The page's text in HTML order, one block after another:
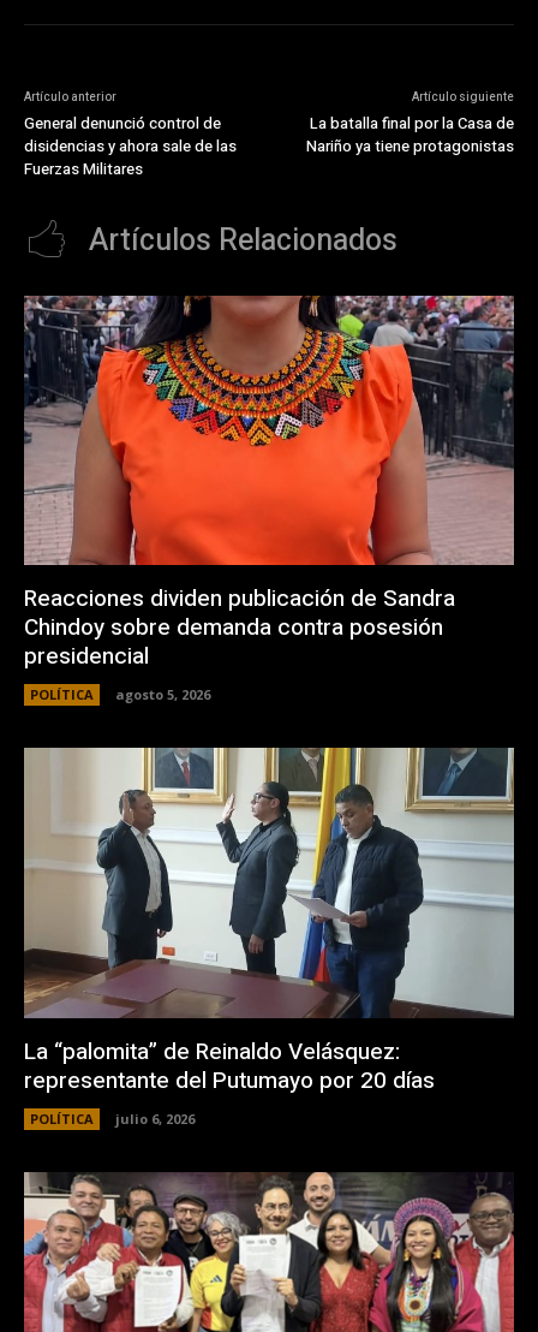
Artículo anterior
General denunció control de
disidencias y ahora sale de las
Fuerzas Militares
Artículo siguiente
La batalla final por la Casa de
Nariño ya tiene protagonistas
Artículos Relacionados
Reacciones dividen publicación de Sandra
Chindoy sobre demanda contra posesión
presidencial
POLÍTICA agosto 5, 2026
La “palomita” de Reinaldo Velásquez:
representante del Putumayo por 20 días
POLÍTICA julio 6, 2026